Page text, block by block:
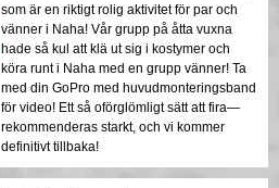
som är en riktigt rolig aktivitet för par och
vänner i Naha! Vår grupp på åtta vuxna
hade så kul att klä ut sig i kostymer och
köra runt i Naha med en grupp vänner! Ta
med din GoPro med huvudmonteringsband
för video! Ett så oförglömligt sätt att fira—
rekommenderas starkt, och vi kommer
definitivt tillbaka!